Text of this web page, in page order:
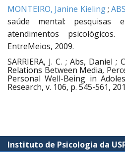
MONTEIRO, Janine Kieling;
saúde mental: pesquisas
atendimentos
EntreMeios, 2009.
SARRIERA, J. C. ; Abs, Daniel ;
Relations Between Media,
Personal Well-Being in
Research, v. 106, p. 545-561,
Instituto de Psicologia da